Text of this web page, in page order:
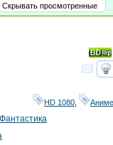
Скрывать просмотренные
HD 1080 Аниме
Фантастика